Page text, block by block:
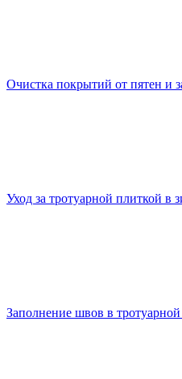
Очистка покрытий от пятен и
Уход за тротуарной плиткой в
Заполнение швов в